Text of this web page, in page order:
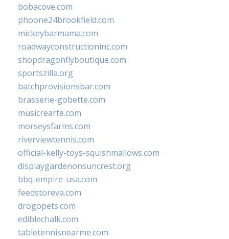
bobacove.com
phoone24brookfield.com
mickeybarmama.com
roadwayconstructioninc.com
shopdragonflyboutique.com
sportszilla.org
batchprovisionsbar.com
brasserie-gobette.com
musicrearte.com
morseysfarms.com
riverviewtennis.com
official-kelly-toys-squishmallows.com
displaygardenonsuncrest.org
bbq-empire-usa.com
feedstoreva.com
drogopets.com
ediblechalk.com
tabletennisnearme.com